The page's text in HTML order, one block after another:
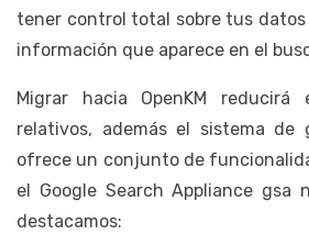
tener control total sobre tus datos
información que aparece en el
Migrar hacia OpenKM
relativos, además el sistema de
ofrece un conjunto de
el Google Search Appliance gsa
destacamos: